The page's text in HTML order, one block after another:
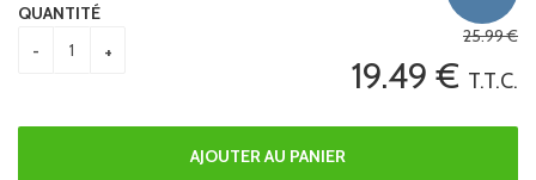
25.99€
19.49 € T.T.C.
QUANTITÉ